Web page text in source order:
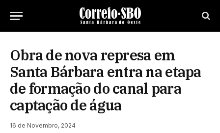
Obra de nova represa em
Santa Bárbara entra na etapa
de formação do canal para
captação de água
16 de Novembro, 2024